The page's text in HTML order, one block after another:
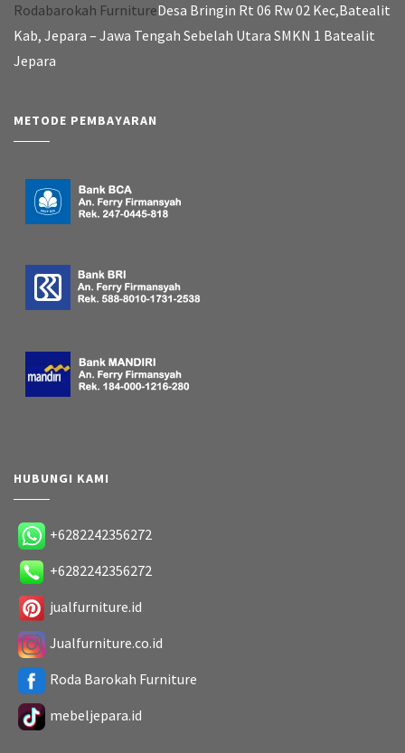
Rodabarokah FurnitureDesa Bringin Rt 06 Rw 02 Kec,Batealit
Kab, Jepara – Jawa Tengah Sebelah Utara SMKN 1 Batealit
Jepara
METODE PEMBAYARAN
HUBUNGI KAMI
+6282242356272
+6282242356272
jualfurniture.id
Jualfurniture.co.id
Roda Barokah Furniture
mebeljepara.id